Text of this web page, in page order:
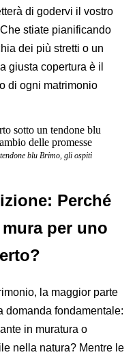
di godervi il vostro
stiate pianificando
dei più stretti o un
giusta copertura è il
di ogni matrimonio
blu Brimo, gli ospiti
Perché
per uno
la maggior parte
domanda fondamentale:
in muratura o
nella natura? Mentre le